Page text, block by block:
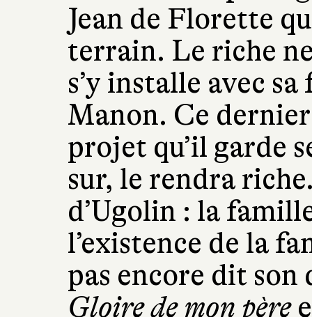
Jean de Florette
terrain. Le riche
s’y installe avec
Manon. Ce
projet qu’il garde
sur, le rendra
d’Ugolin : la
l’existence de la
pas encore dit
Gloire de mon père